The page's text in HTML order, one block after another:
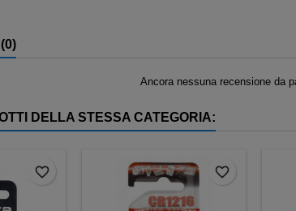
Ancora nessuna recensione da
DELLA STESSA CATEGORIA:
favorite_border favorite_border